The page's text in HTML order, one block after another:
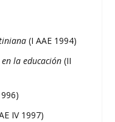
(I AAE 1994)
la educación (II
IV 1997)